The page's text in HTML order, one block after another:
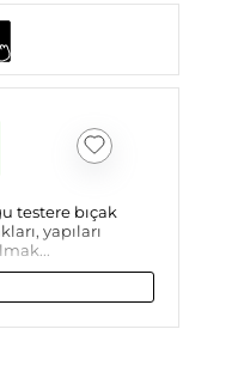
testere bıçak
yapıları